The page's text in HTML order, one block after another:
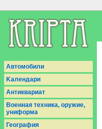
Aвтомобили
Kалендари
Антиквариат
Военная техника, оружие,
униформа
География